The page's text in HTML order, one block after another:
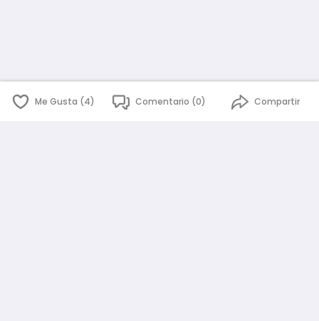
Me Gusta (4) Comentario (0) Compartir